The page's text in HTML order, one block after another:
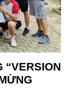
“VERSION